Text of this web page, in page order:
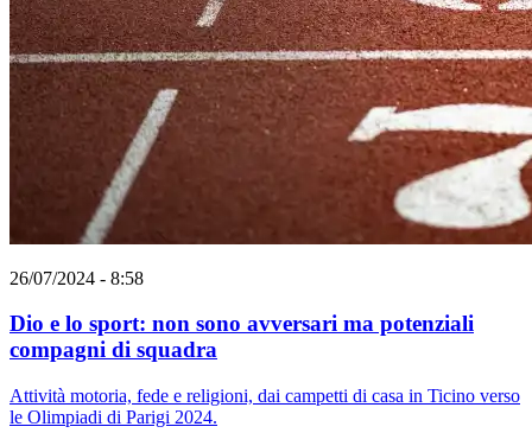
26/07/2024 - 8:58
Dio e lo sport: non sono avversari ma potenziali
compagni di squadra
Attività motoria, fede e religioni, dai campetti di casa in Ticino verso
le Olimpiadi di Parigi 2024.